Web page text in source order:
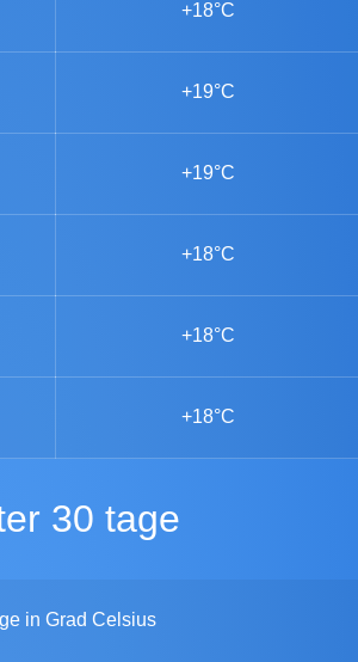
+18°C
+19°C
+19°C
+18°C
+18°C
+18°C
30 tage
in Grad Celsius